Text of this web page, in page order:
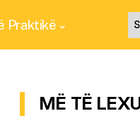
Praktikë
MË TË